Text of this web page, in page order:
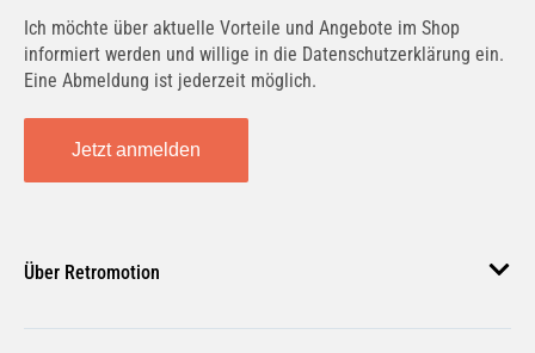
Ich möchte über aktuelle Vorteile und Angebote im Shop
informiert werden und willige in die Datenschutzerklärung ein.
Eine Abmeldung ist jederzeit möglich.
Jetzt anmelden
Über Retromotion